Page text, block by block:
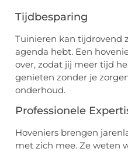
Tijdbesparing
Tuinieren kan tijdrovend
agenda hebt. Een
over, zodat jij meer tijd
genieten zonder je
onderhoud.
Professionele
Hoveniers brengen
met zich mee. Ze weten